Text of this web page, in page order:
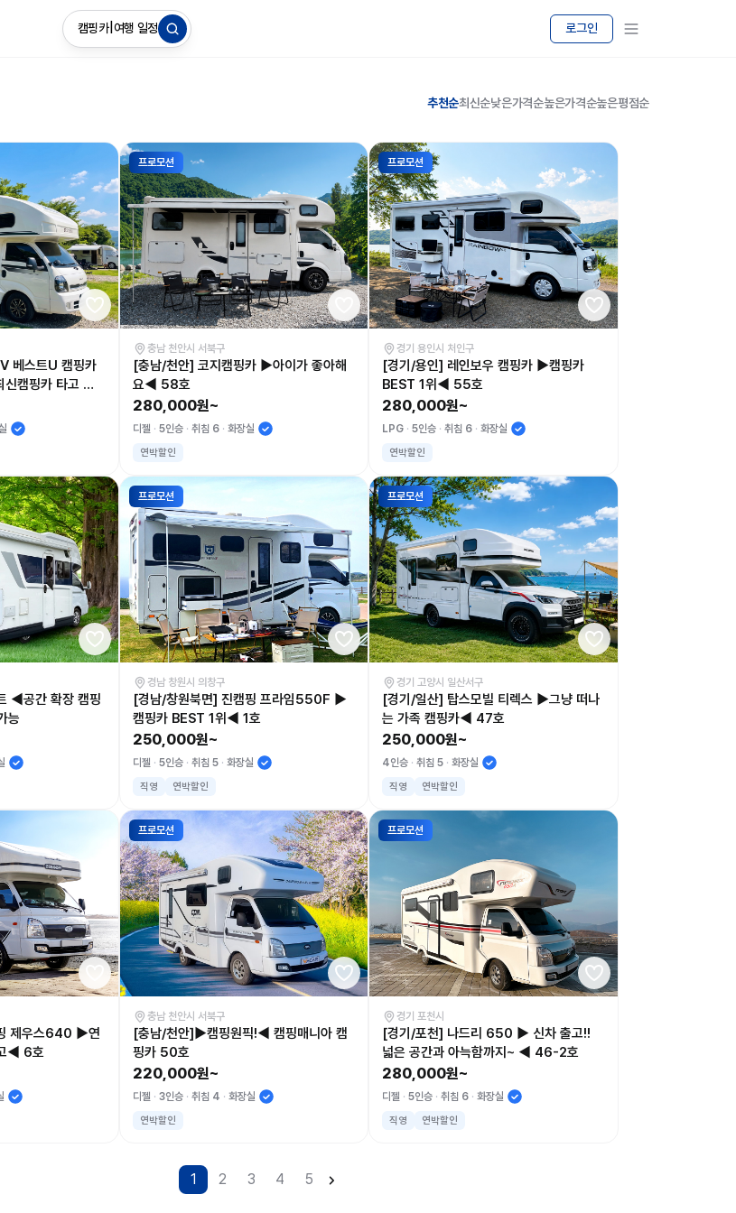
캠핑카| 여행 일정 로그인
추천순최신순낮은가격순높은가격순높은평점순
베스트U 캠핑카
캠핑카 타고 캠
프로모션
충남 천안시 서북구
[충남/천안] 코지캠핑카 ▶아이가 좋아해
요◀ 58호
280,000원~
디젤 5인승 취침 6 화장실
연박할인
프로모션
경기 용인시 처인구
[경기/용인] 레인보우 캠핑카 ▶캠핑카
BEST 1위◀ 55호
280,000원~
LPG 5인승 취침 6 화장실
연박할인
◀공간 확장 캠핑
능
프로모션
경남 창원시 의창구
[경남/창원북면] 진캠핑 프라임550F ▶
캠핑카 BEST 1위◀ 1호
250,000원~
디젤 5인승 취침 5 화장실
직영 연박할인
프로모션
경기 고양시 일산서구
[경기/일산] 탑스모빌 티렉스 ▶그냥 떠나
는 가족 캠핑카◀ 47호
250,000원~
4인승 취침 5 화장실
직영 연박할인
제우스640 ▶연
◀ 6호
프로모션
충남 천안시 서북구
[충남/천안]▶캠핑원픽!◀ 캠핑매니아 캠
핑카 50호
220,000원~
디젤 3인승 취침 4 화장실
연박할인
프로모션
경기 포천시
[경기/포천] 나드리 650 ▶ 신차 출고!!
넓은 공간과 아늑함까지~ ◀ 46-2호
280,000원~
디젤 5인승 취침 6 화장실
직영 연박할인
1 2 3 4 5